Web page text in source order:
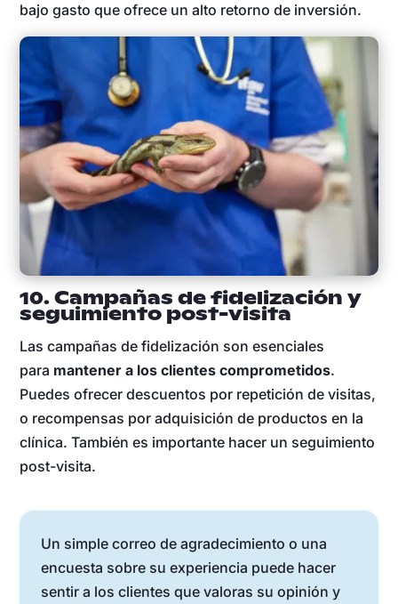
bajo gasto que ofrece un alto retorno de inversión.
10. Campañas de fidelización y
seguimiento post-visita
Las campañas de fidelización son esenciales
para mantener a los clientes comprometidos.
Puedes ofrecer descuentos por repetición de visitas,
o recompensas por adquisición de productos en la
clínica. También es importante hacer un seguimiento
post-visita.
Un simple correo de agradecimiento o una
encuesta sobre su experiencia puede hacer
sentir a los clientes que valoras su opinión y